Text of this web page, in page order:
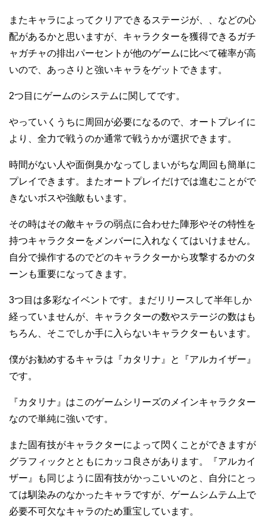
またキャラによってクリアできるステージが、、などの心
配があるかと思いますが、キャラクターを獲得できるガチ
ャガチャの排出パーセントが他のゲームに比べて確率が高
いので、あっさりと強いキャラをゲットできます。
2つ目にゲームのシステムに関してです。
やっていくうちに周回が必要になるので、オートプレイに
より、全力で戦うのか通常で戦うかが選択できます。
時間がない人や面倒臭かなってしまいがちな周回も簡単に
プレイできます。またオートプレイだけでは進むことがで
きないボスや強敵もいます。
その時はその敵キャラの弱点に合わせた陣形やその特性を
持つキャラクターをメンバーに入れなくてはいけません。
自分で操作するのでどのキャラクターから攻撃するかのタ
ーンも重要になってきます。
3つ目は多彩なイベントです。まだリリースして半年しか
経っていませんが、キャラクターの数やステージの数はも
ちろん、そこでしか手に入らないキャラクターもいます。
僕がお勧めするキャラは『カタリナ』と『アルカイザー』
です。
『カタリナ』はこのゲームシリーズのメインキャラクター
なので単純に強いです。
また固有技がキャラクターによって閃くことができますが
グラフィックとともにカッコ良さがあります。『アルカイ
ザー』も同じように固有技がかっこいいのと、自分にとっ
ては馴染みのなかったキャラですが、ゲームシムテム上で
必要不可欠なキャラのため重宝しています。